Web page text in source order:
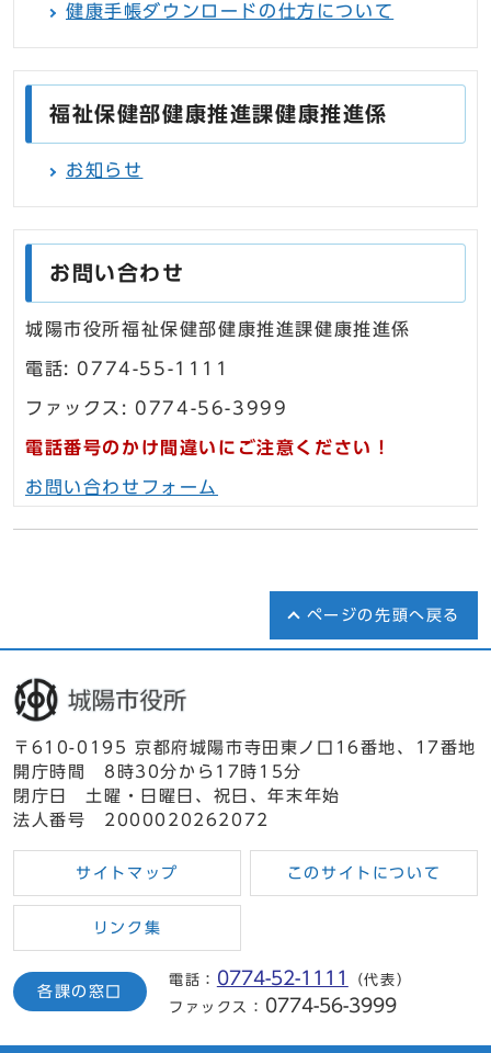
健康手帳ダウンロードの仕方について
福祉保健部健康推進課健康推進係
お知らせ
お問い合わせ
城陽市役所福祉保健部健康推進課健康推進係
電話: 0774-55-1111
ファックス: 0774-56-3999
電話番号のかけ間違いにご注意ください！
お問い合わせフォーム
ページの先頭へ戻る
〒610-0195 京都府城陽市寺田東ノ口16番地、17番地
開庁時間 8時30分から17時15分
閉庁日 土曜・日曜日、祝日、年末年始
法人番号 2000020262072
サイトマップ このサイトについて
リンク集
各課の窓口
電話： 0774-52-1111
（代表）
ファックス：
0774-56-3999